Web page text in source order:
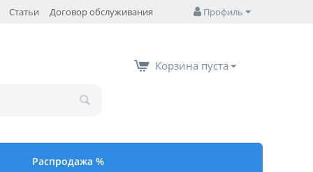
Профиль
Статьи Договор обслуживания
Корзина пуста
Распродажа %